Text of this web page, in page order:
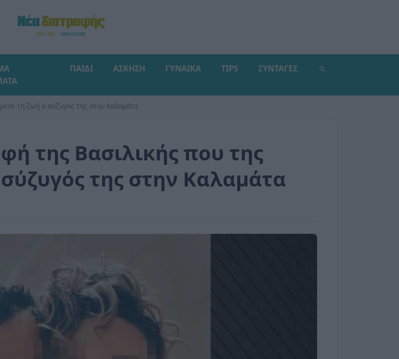
ΠΑΙΔΙ ΑΣΚΗΣΗ ΓΥΝΑΙΚΑ TIPS ΣΥΝΤΑΓΕΣ
τη ζωή ο σύζυγός της στην Καλαμάτα
της Βασιλικής που της
της στην Καλαμάτα